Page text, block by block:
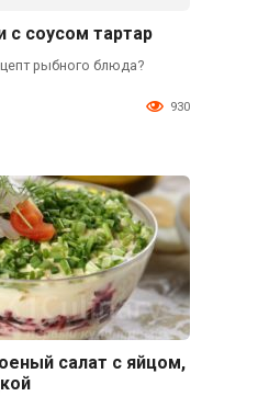
соусом тартар
рыбного блюда?
930
салат с яйцом,